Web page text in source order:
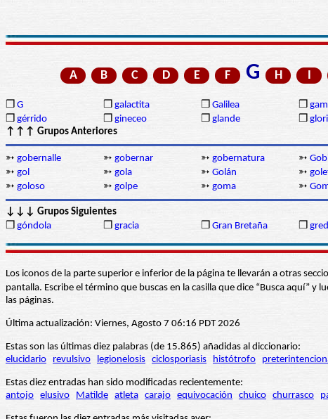
A B C D E F G H I
❒ G ❒ galactita ❒ Galilea ❒
❒ gérrido ❒ gineceo ❒ glande ❒
↑↑↑ Grupos Anteriores
➳ gobernalle ➳ gobernar ➳ gobernatura ➳
➳ gol ➳ gola ➳ Golán ➳
➳ goloso ➳ golpe ➳ goma ➳
↓↓↓ Grupos Siguientes
❒ góndola ❒ gracia ❒ Gran Bretaña ❒
Los iconos de la parte superior e inferior de la página te llevarán a otras
pantalla. Escribe el término que buscas en la casilla que dice “Busca
las páginas.
Última actualización: Viernes, Agosto 7 06:16 PDT 2026
Estas son las últimas diez palabras (de 15.865) añadidas al diccionario:
elucidario
revulsivo legionelosis ciclosporiasis histótrofo
Estas diez entradas han sido modificadas recientemente:
antojo elusivo Matilde atleta carajo equivocación chuico churrasco